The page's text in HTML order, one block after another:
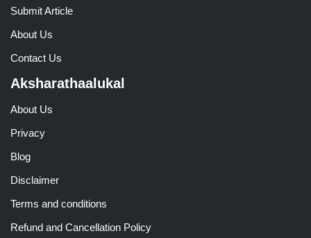
Submit Article
About Us
Contact Us
Aksharathaalukal
About Us
Privacy
Blog
Disclaimer
Terms and conditions
Refund and Cancellation Policy